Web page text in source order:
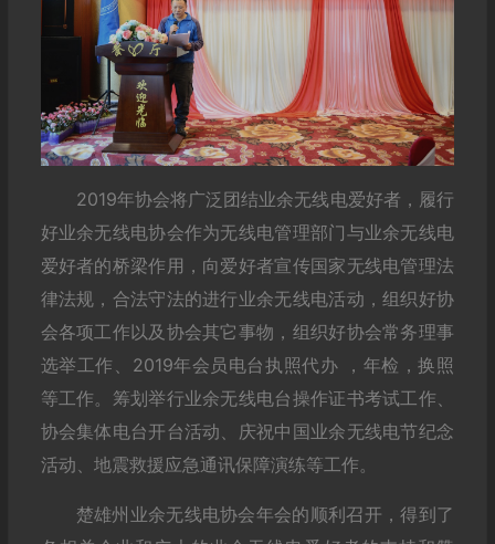
2019年协会将广泛团结业余无线电爱好者，履行
好业余无线电协会作为无线电管理部门与业余无线电
爱好者的桥梁作用，向爱好者宣传国家无线电管理法
律法规，合法守法的进行业余无线电活动，组织好协
会各项工作以及协会其它事物，组织好协会常务理事
选举工作、2019年会员电台执照代办 ，年检，换照
等工作。筹划举行业余无线电台操作证书考试工作、
协会集体电台开台活动、庆祝中国业余无线电节纪念
活动、地震救援应急通讯保障演练等工作。
楚雄州业余无线电协会年会的顺利召开，得到了